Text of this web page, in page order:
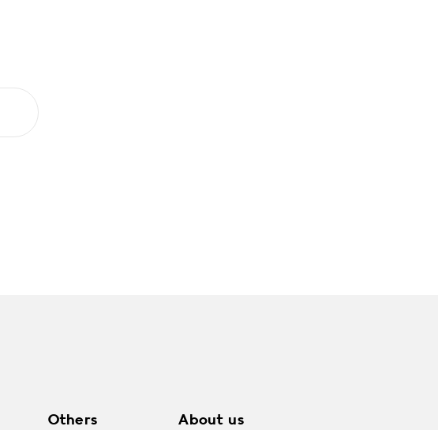
Others About us